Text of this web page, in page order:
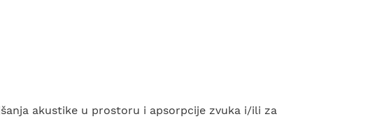
akustike u prostoru i apsorpcije zvuka i/ili za